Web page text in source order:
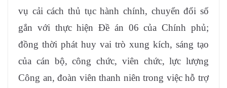
vụ cải cách thủ tục hành chính, chuyển đổi số
gắn với thực hiện Đề án 06 của Chính phủ;
đồng thời phát huy vai trò xung kích, sáng tạo
của cán bộ, công chức, viên chức, lực lượng
Công an, đoàn viên thanh niên trong việc hỗ trợ